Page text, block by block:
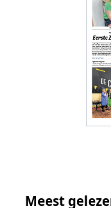
Meest